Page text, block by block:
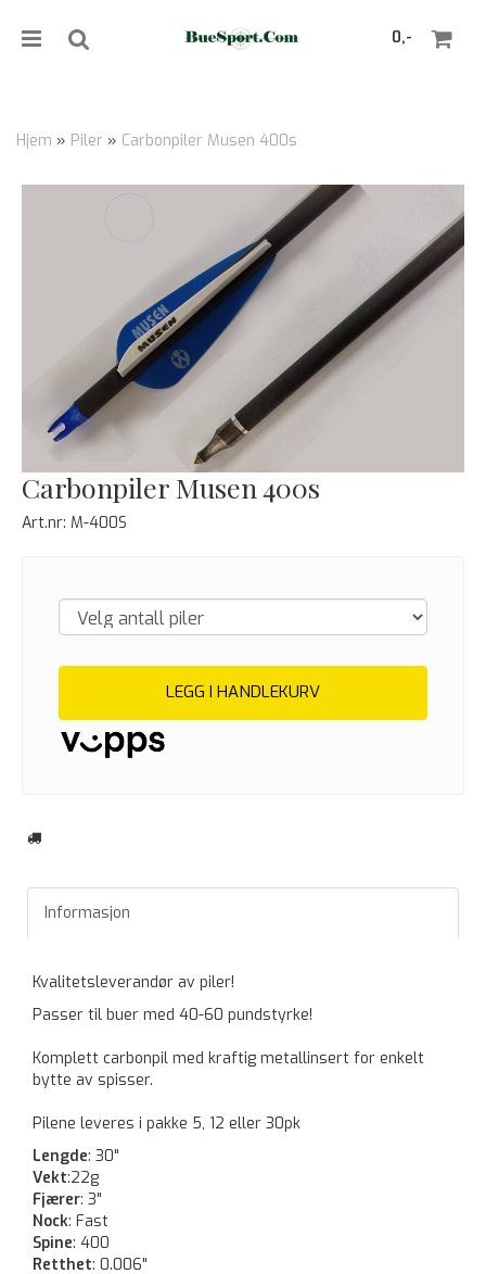
0,-
Hjem » Piler » Carbonpiler Musen 400s
Carbonpiler Musen 400s
Art.nr: M-400S
LEGG I HANDLEKURV
Informasjon
Kvalitetsleverandør av piler!
Passer til buer med 40-60 pundstyrke!
Komplett carbonpil med kraftig metallinsert for enkelt
bytte av spisser.
Pilene leveres i pakke 5, 12 eller 30pk
Lengde: 30"
Vekt:22g
Fjærer: 3"
Nock: Fast
Spine: 400
Retthet: 0.006"
Trykk ENTER for å søke